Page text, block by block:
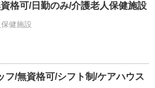
格可/日勤のみ/介護老人保健施設
健施設
フ/無資格可/シフト制/ケアハウス